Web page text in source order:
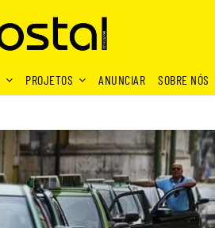
PROJETOS ANUNCIAR SOBRE NÓS